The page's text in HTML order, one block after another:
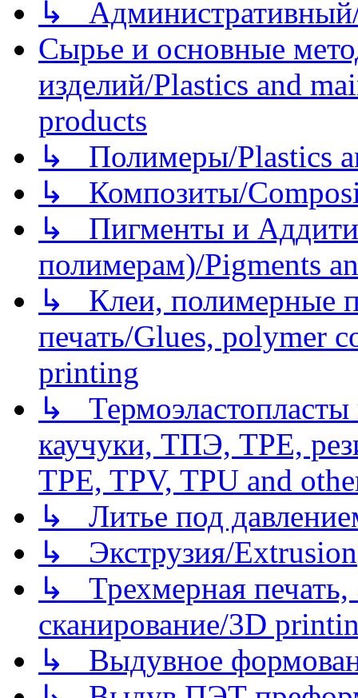
↳
Сырье и основные
изделий/Plastics and
products
↳ Полимеры/Plastics
↳ Композиты/
↳ Пигменты и
полимерам)/Pigments
↳ Клеи, полимерные
печать/Glues, polymer
printing
↳
каучуки, ТПЭ, TPE,
TPE, TPV, TPU and
↳ Литье под
↳ Экструзия/Extrusion
↳ Трехмерная
сканирование/3D
↳ Выдувное